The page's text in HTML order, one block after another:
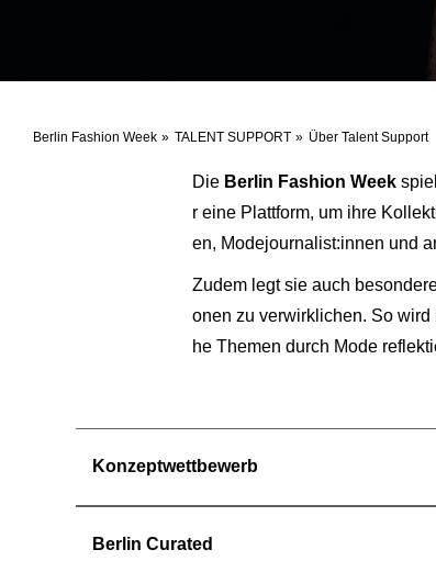
Berlin Fashion Week TALENT SUPPORT Über Talent Support
Die Berlin Fashion Week
r eine Plattform, um ihre
en, Modejournalist:innen und
Zudem legt sie auch
onen zu verwirklichen. So
he Themen durch Mode
Konzeptwettbewerb
Berlin Curated